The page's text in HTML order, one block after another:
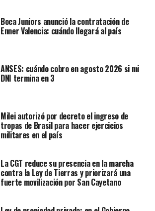
Boca Juniors anunció la contratación de
Enner Valencia: cuándo llegará al país
ANSES: cuándo cobro en agosto 2026 si mi
DNI termina en 3
Milei autorizó por decreto el ingreso de
tropas de Brasil para hacer ejercicios
militares en el país
La CGT reduce su presencia en la marcha
contra la Ley de Tierras y priorizará una
fuerte movilización por San Cayetano